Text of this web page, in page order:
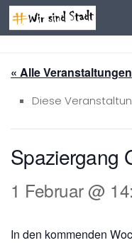
Zum Inhalt
« Alle Veranstaltungen
Diese
Spaziergang
1 Februar @
In den kommenden